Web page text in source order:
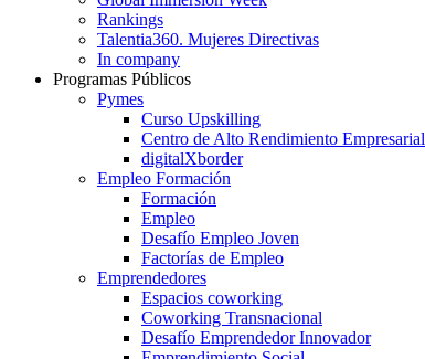
Rankings
Talentia360. Mujeres Directivas
In company
Programas Públicos
Pymes
Curso Upskilling
Centro de Alto Rendimiento Empresarial
digitalXborder
Empleo Formación
Formación
Empleo
Desafío Empleo Joven
Factorías de Empleo
Emprendedores
Espacios coworking
Coworking Transnacional
Desafío Emprendedor Innovador